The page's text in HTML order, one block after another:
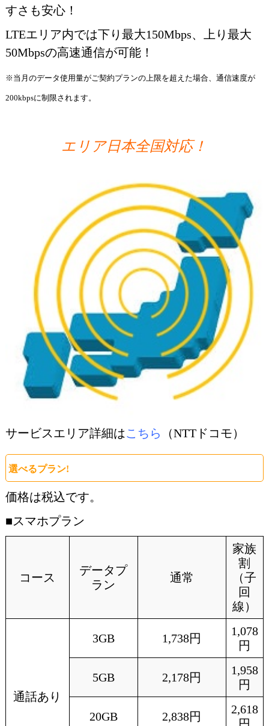
すさも安心！
LTEエリア内では下り最大150Mbps、上り最大
50Mbpsの高速通信が可能！
※当月のデータ使用量がご契約プランの上限を超えた場合、通信速度が
200kbpsに制限されます。
エリア日本全国対応！
サービスエリア詳細はこちら （NTTドコモ）
選べるプラン!
価格は税込です。
■スマホプラン
コース
データプ
ラン
通常
家族
割
（子
回
線）
通話あり
3GB 1,738円
1,078
円
5GB 2,178円
1,958
円
20GB 2,838円
2,618
円